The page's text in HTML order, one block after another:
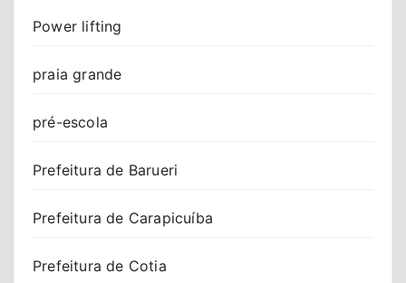
Power lifting
praia grande
pré-escola
Prefeitura de Barueri
Prefeitura de Carapicuíba
Prefeitura de Cotia